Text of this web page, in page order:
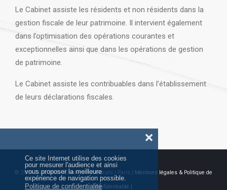
Ce site Internet utilise des cookies
pour mesurer l'audience et ainsi
vous proposer la meilleure
expérience de navigation possible.
Politique de confidentialité
❌
Le Cabinet assiste les résidents et non résidents dans la
gestion fiscale de leur patrimoine. Il intervient également
dans l’optimisation des opérations courantes et
exceptionnelles ainsi que dans les opérations de gestion
de patrimoine.
Le Cabinet assiste les contribuables dans l’établissement
de leurs déclarations fiscales.
© 2026 Tous droits réservés AJ Avocats | Paris | Mentions légales & Politique de
confidentialité |